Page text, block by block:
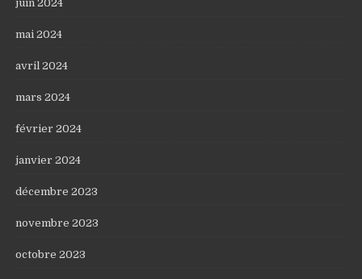
juin 2024
mai 2024
avril 2024
mars 2024
février 2024
janvier 2024
décembre 2023
novembre 2023
octobre 2023